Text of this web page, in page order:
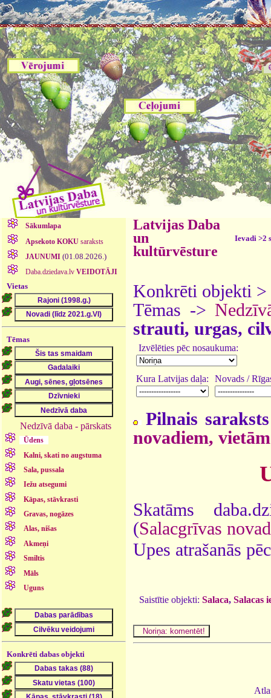
Sākumlapa
Apsekoto KOKUsaraksts
JAUNUMI (01.08.2026.)
Daba.dziedava.lv VEIDOTĀJI
Vietas
Tēmas
Nedzīvā daba - pārskats
Ūdens
Kalni, skati no augstuma
Sala, pussala
Iežu atsegumi
Kāpas, stāvkrasti
Gravas, nogāzes
Alas, nišas
Akmeņi
Smiltis
Māls
Uguns
Konkrēti dabas objekti
Latvijas Daba
un
kultūrvēsture
Ievadi >2
Konkrēti objekti >
Tēmas ->
strauti, urgas,
Izvēlēties pēc nosaukuma:
Kura Latvijas daļa: Novads /
Pilnais
novadiem, vietām
Skatāms
(Salacgrīvas
Upes atrašanās
Saistītie objekti: Salaca, Salacas